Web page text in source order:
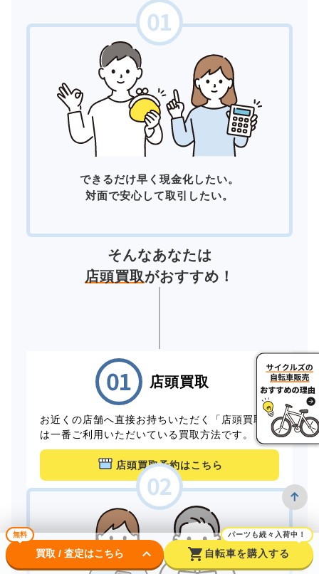
できるだけ早く現金化したい。
対面で安心して取引したい。
そんなあなたは
店頭買取がおすすめ！
店頭買取
お近くの店舗へ直接お持ちいただく「店頭買取」
は一番ご利用いただいている買取方法です。
店頭買取予約はこちら
無料
買取 / 査定はこちら keyboard_arrow_down shopping_cart
パーツも続々入荷中！
自転車を購入する